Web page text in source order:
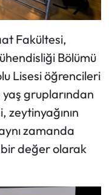
Fakültesi,
Bölümü
Lisesi öğrencileri
yaş gruplarından
zamanda
değer olarak